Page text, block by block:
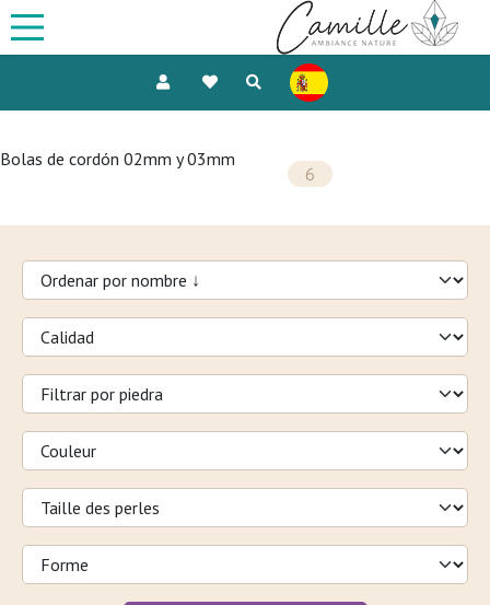
Bolas de cordón 02mm y 03mm
6